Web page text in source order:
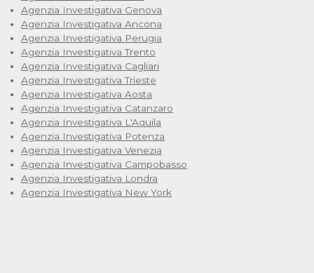
Agenzia Investigativa Genova
Agenzia Investigativa Ancona
Agenzia Investigativa Perugia
Agenzia Investigativa Trento
Agenzia Investigativa Cagliari
Agenzia Investigativa Trieste
Agenzia Investigativa Aosta
Agenzia Investigativa Catanzaro
Agenzia Investigativa L'Aquila
Agenzia Investigativa Potenza
Agenzia Investigativa Venezia
Agenzia Investigativa Campobasso
Agenzia Investigativa Londra
Agenzia Investigativa New York